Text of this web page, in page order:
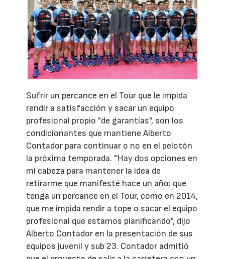
Sufrir un percance en el Tour que le impida
rendir a satisfacción y sacar un equipo
profesional propio "de garantías", son los
condicionantes que mantiene Alberto
Contador para continuar o no en el pelotón
la próxima temporada. "Hay dos opciones en
mi cabeza para mantener la idea de
retirarme que manifesté hace un año: que
tenga un percance en el Tour, como en 2014,
que me impida rendir a tope o sacar el equipo
profesional que estamos planificando", dijo
Alberto Contador en la presentación de sus
equipos juvenil y sub 23. Contador admitió